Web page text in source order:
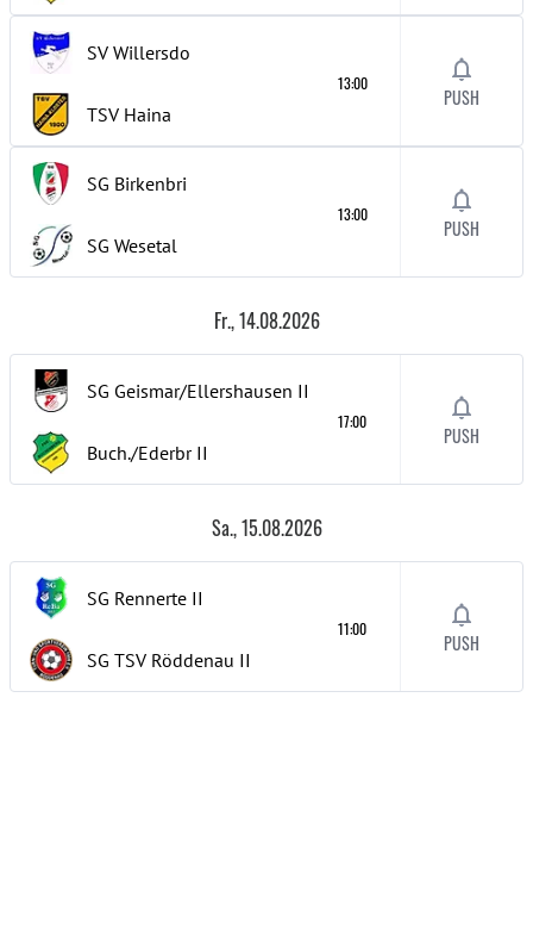
SV Willersdo
TSV Haina
13:00
PUSH
SG Birkenbri
SG Wesetal
13:00
PUSH
Fr., 14.08.2026
SG Geismar/Ellershausen II
Buch./Ederbr II
17:00
PUSH
Sa., 15.08.2026
SG Rennerte II
SG TSV Röddenau II
11:00
PUSH